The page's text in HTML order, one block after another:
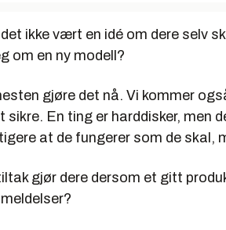
ikke vært en idé om dere selv
om en ny modell?
gjøre det nå. Vi kommer
sikre. En ting er harddisker, men
at de fungerer som de skal,
gjør dere dersom et gitt